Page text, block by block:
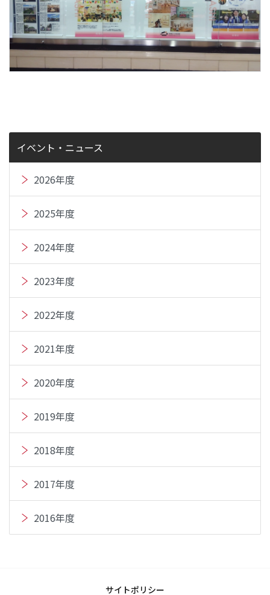
イベント・ニュース
2026年度
2025年度
2024年度
2023年度
2022年度
2021年度
2020年度
2019年度
2018年度
2017年度
2016年度
サイトポリシー